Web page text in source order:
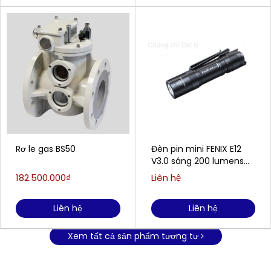
Rơ le gas BS50
182.500.000₫
Liên hệ
Đèn pin mini FENIX E12
V3.0 sáng 200 lumens
chiếu xa 78m
Liên hệ
Liên hệ
Xem tất cả sản phẩm tương tự